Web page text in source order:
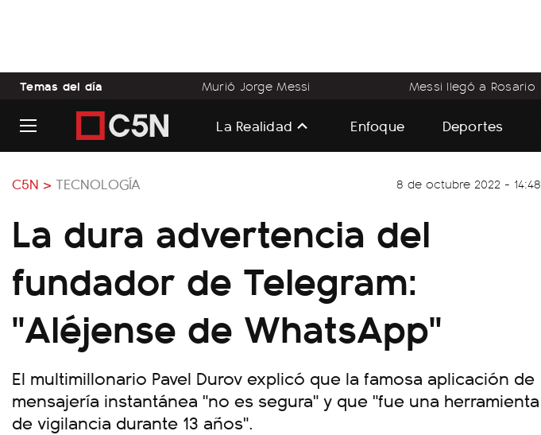
Temas del día Murió Jorge Messi Messi llegó a Rosario
La Realidad Enfoque Deportes
C5N > TECNOLOGÍA 8 de octubre 2022 - 14:48
La dura advertencia del
fundador de Telegram:
"Aléjense de WhatsApp"
El multimillonario Pavel Durov explicó que la famosa aplicación de
mensajería instantánea "no es segura" y que "fue una herramienta
de vigilancia durante 13 años".